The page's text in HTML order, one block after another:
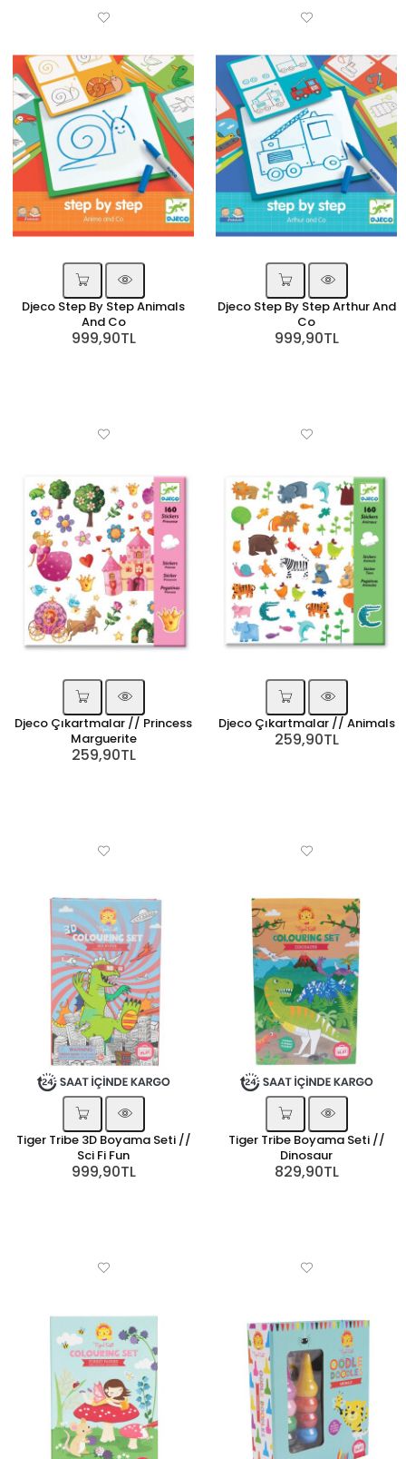
Djeco Step By Step Animals
And Co
999,90TL
Djeco Step By Step Arthur And
Co
999,90TL
Djeco Çıkartmalar // Princess
Marguerite
259,90TL
Djeco Çıkartmalar // Animals
259,90TL
Tiger Tribe 3D Boyama Seti //
Sci Fi Fun
999,90TL
Tiger Tribe Boyama Seti //
Dinosaur
829,90TL